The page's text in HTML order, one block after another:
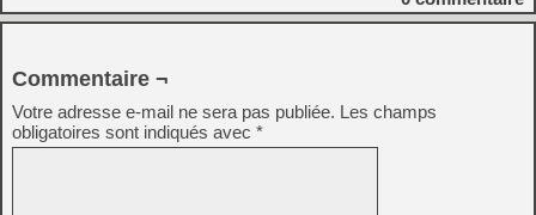
Commentaire ¬
Votre adresse e-mail ne sera pas publiée. Les champs
obligatoires sont indiqués avec *